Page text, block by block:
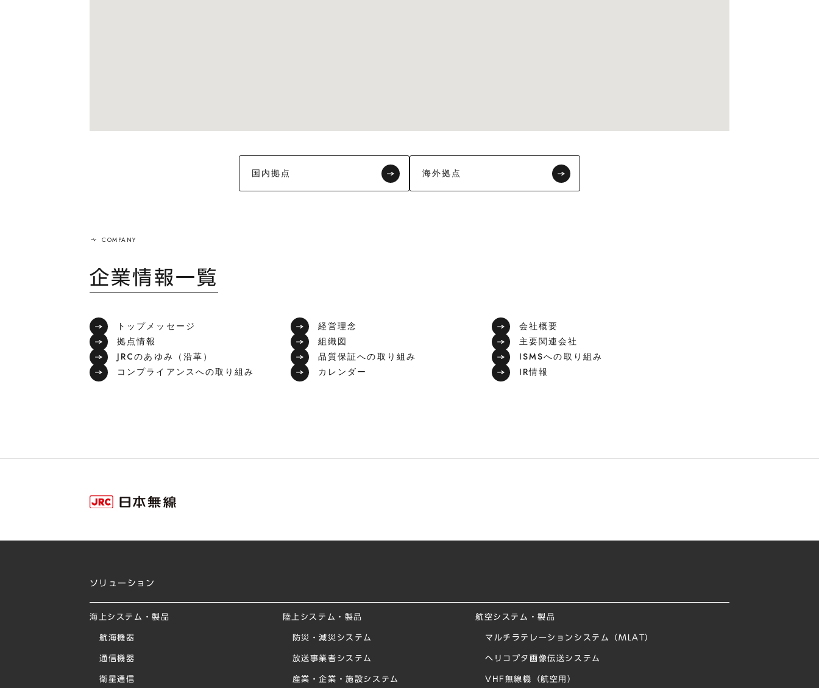
国内拠点 海外拠点
企業情報一覧
トップメッセージ 経営理念
会社概要
拠点情報
組織図
主要関連会社
JRCのあゆみ（沿革）
品質保証への取り組み
ISMSへの取り組み
コンプライアンスへの取り組み
カレンダー IR情報
ソリューション
海上システム・製品
航海機器
通信機器
衛星通信
陸上システム・製品
防災・減災システム
放送事業者システム
産業・企業・施設システム
航空システム・製品
マルチラテレーションシステム（MLAT）
ヘリコプタ画像伝送システム
VHF無線機（航空用）